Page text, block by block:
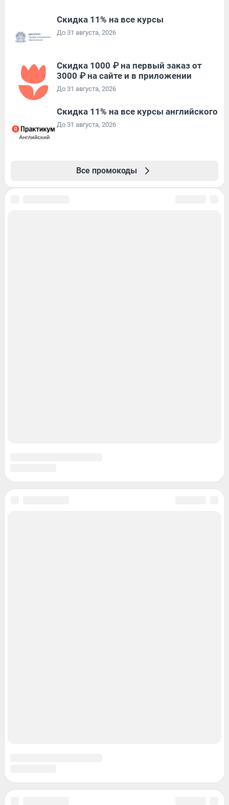
Скидка 11% на все курсы
До 31 августа, 2026
Скидка 1000 ₽ на первый заказ от
3000 ₽ на сайте и в приложении
До 31 августа, 2026
Скидка 11% на все курсы английского
До 31 августа, 2026
Все промокоды